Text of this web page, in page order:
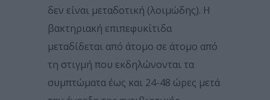
δεν είναι μεταδοτική (λοιμώδης). Η
βακτηριακή επιπεφυκίτιδα
μεταδίδεται από άτομο σε άτομο από
τη στιγμή που εκδηλώνονται τα
συμπτώματα έως και 24-48 ώρες μετά